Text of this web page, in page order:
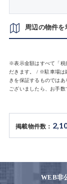
周辺の物件を
※表示金額はすべて「税
だきます。 / ※駐車場は
きを保証するものでは
ございましたら、お手数
掲載物件数：
WEB非